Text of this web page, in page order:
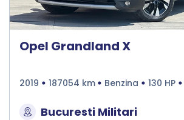
Opel Grandland X
2019 187054 km Benzina 130 HP
Bucuresti Militari